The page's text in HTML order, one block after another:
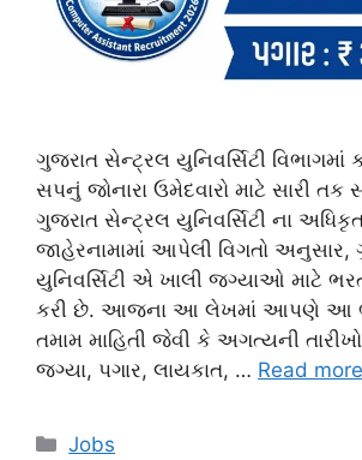
ગુજરાત સેન્ટ્રલ યુનિવર્સિટી વિભાગમાં
સપનું જોનારા ઉમેદવારો માટે સારી
ગુજરાત સેન્ટ્રલ યુનિવર્સિટી ના
જાહેરનામામાં આપેલી વિગતો અનુસાર,
યુનિવર્સિટી એ ખાલી જગ્યાઓ માટે
કરી છે. આજના આ લેખમાં આપણે આ
તમામ માહિતી જેવી કે અગત્યની
જગ્યા, પગાર, લાયકાત, … Read more
Categories
Jobs